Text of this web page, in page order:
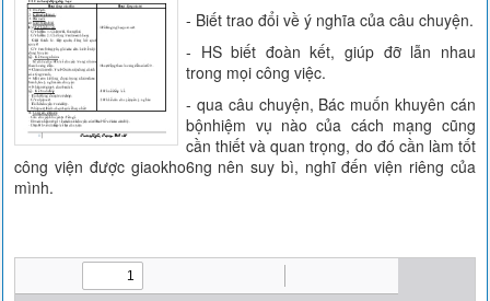
- Biết trao đổi về ý nghĩa của câu chuyện.
- HS biết đoàn kết, giúp đỡ lẫn nhau
trong mọi công việc.
- qua câu chuyện, Bác muốn khuyên cán
bộnhiệm vụ nào của cách mạng cũng
cần thiết và quan trọng, do đó cần làm tốt
công viện được giaokho6ng nên suy bì, nghĩ đến viện riêng của
mình.